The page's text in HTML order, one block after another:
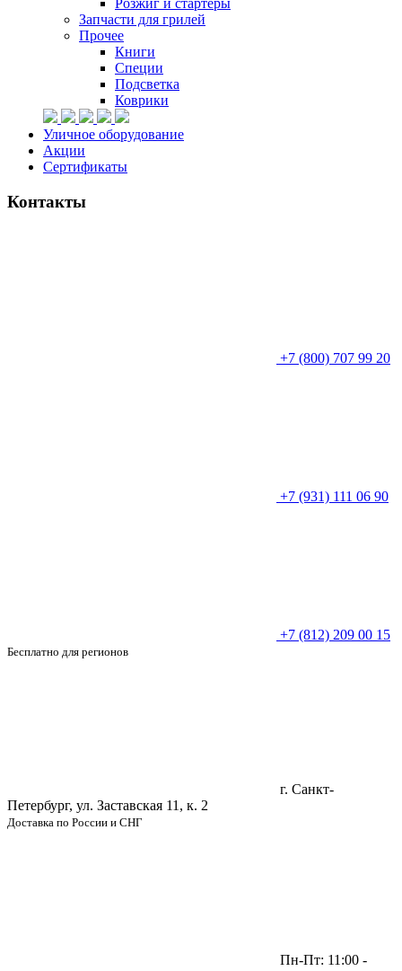
Розжиг и стартеры
Запчасти для грилей
Прочее
Книги
Специи
Подсветка
Коврики
Уличное оборудование
Акции
Сертификаты
Контакты
+7 (800) 707 99 20
+7 (931) 111 06 90
+7 (812) 209 00 15
Бесплатно для регионов
г. Санкт-
Петербург, ул. Заставская 11, к. 2
Доставка по России и СНГ
Пн-Пт: 11:00 -